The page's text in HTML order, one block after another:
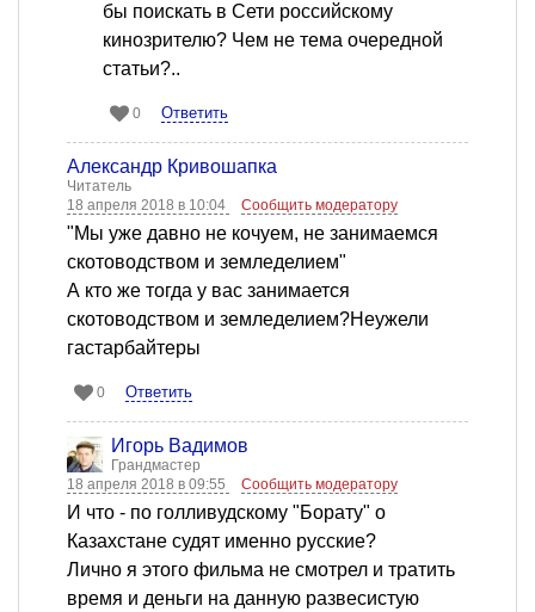
бы поискать в Сети российскому
кинозрителю? Чем не тема очередной
статьи?..
0 Ответить
Александр Кривошапка
Читатель
18 апреля 2018 в 10:04
Сообщить модератору
"Мы уже давно не кочуем, не занимаемся
скотоводством и земледелием"
А кто же тогда у вас занимается
скотоводством и земледелием?Неужели
гастарбайтеры
0 Ответить
Игорь Вадимов
Грандмастер
18 апреля 2018 в 09:55
Сообщить модератору
И что - по голливудскому "Борату" о
Казахстане судят именно русские?
Лично я этого фильма не смотрел и тратить
время и деньги на данную развесистую